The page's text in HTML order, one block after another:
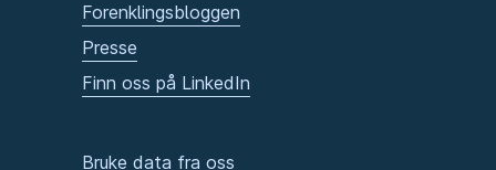
Forenklingsbloggen
Presse
Finn oss på LinkedIn
Bruke data fra oss